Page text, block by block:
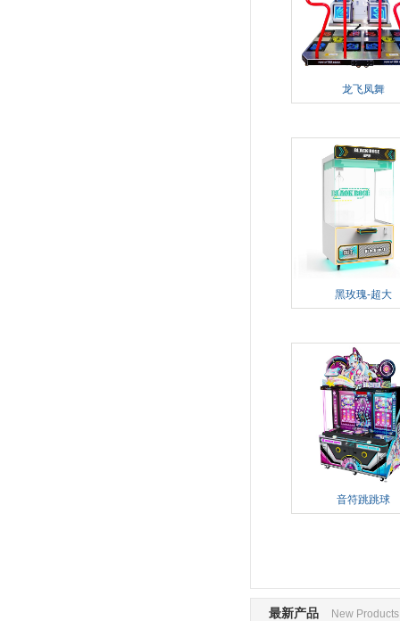
龙飞凤舞
黑玫瑰-超大
音符跳跳球
最新产品 New Products